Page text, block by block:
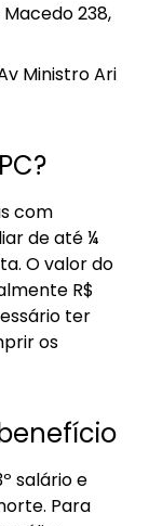
238,
Ministro Ari
com
de até ¼
O valor do
R$
ter
os
salário e
Para